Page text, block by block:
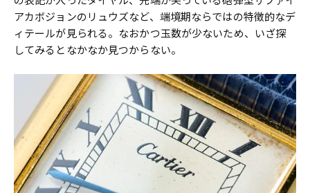
アカボジョンのリュウズなど、端境期ならではの特徴的なデ
ィテールが見られる。なおかつ玉数が少ないため、いざ探
してみるとなかなか見つからない。